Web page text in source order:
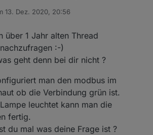
1000
Aussentemperatur
13. Dez. 2020, 20:56
von
über 1 Jahr alten Thread
:-)
geht denn bei dir nicht ?
man den modbus im
ob die Verbindung grün ist.
leuchtet kann man die
fertig.
du mal was deine Frage ist ?